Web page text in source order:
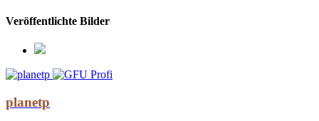
Veröffentlichte Bilder
planetp